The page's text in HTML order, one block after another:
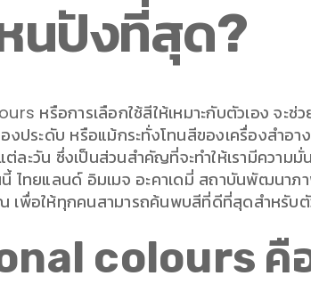
นปังที่สุด?
หรือการเลือกใช้สีให้เหมาะกับตัวเอง จะช่
องประดับ หรือแม้กระทั่งโทนสีของเครื่องสำอ
ละวัน ซึ่งเป็นส่วนสำคัญที่จะทำให้เรามีควา
ไทยแลนด์ อิมเมจ อะคาเดมี่ สถาบันพัฒนา
เพื่อให้ทุกคนสามารถค้นพบสีที่ดีที่สุดสำหรับตั
colours คือ